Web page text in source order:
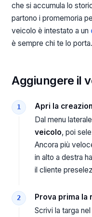
che si accumula lo
partono i promemoria
veicolo è intestato a un
è sempre chi te lo porta.
Aggiungere il
Apri la
Dal menu
veicolo, poi
Ancora più
in alto a destra
il cliente
Prova prima la
Scrivi la targa